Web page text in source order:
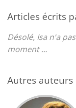
Articles écrits
Désolé, Isa n'a
moment ...
Autres auteurs